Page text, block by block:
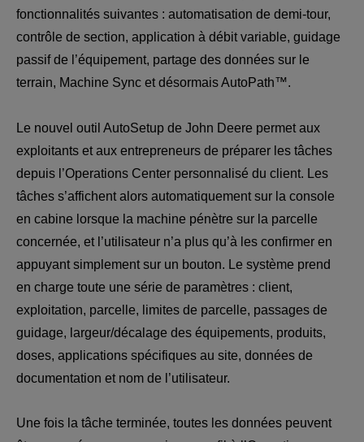
fonctionnalités suivantes : automatisation de demi-tour,
contrôle de section, application à débit variable, guidage
passif de l’équipement, partage des données sur le
terrain, Machine Sync et désormais AutoPath™.
Le nouvel outil AutoSetup de John Deere permet aux
exploitants et aux entrepreneurs de préparer les tâches
depuis l’Operations Center personnalisé du client. Les
tâches s’affichent alors automatiquement sur la console
en cabine lorsque la machine pénètre sur la parcelle
concernée, et l’utilisateur n’a plus qu’à les confirmer en
appuyant simplement sur un bouton. Le système prend
en charge toute une série de paramètres : client,
exploitation, parcelle, limites de parcelle, passages de
guidage, largeur/décalage des équipements, produits,
doses, applications spécifiques au site, données de
documentation et nom de l’utilisateur.
Une fois la tâche terminée, toutes les données peuvent